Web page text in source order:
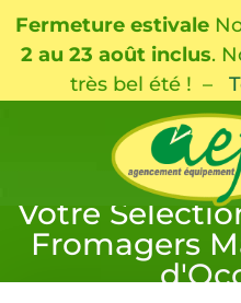
Fermeture estivale
2 au 23 août inclus.
très bel été ! –
Votre
Fromagers